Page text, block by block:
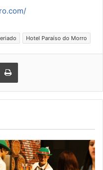
com/
Hotel Paraíso do Morro
Imprimir